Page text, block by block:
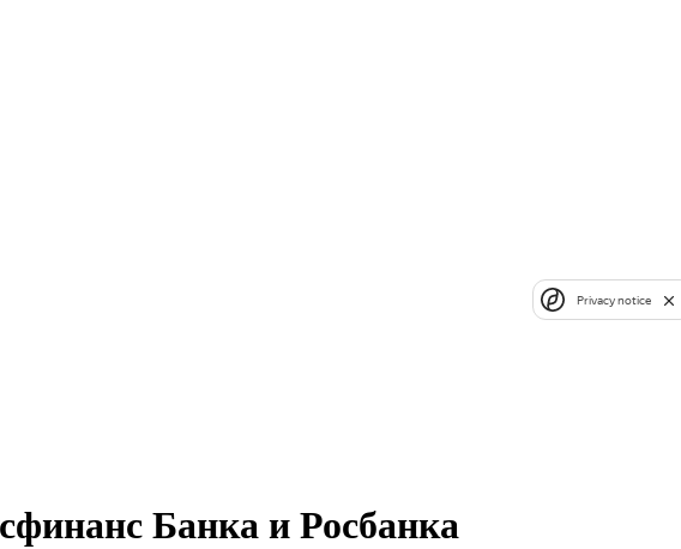
Банка и Росбанка
Privacy notice